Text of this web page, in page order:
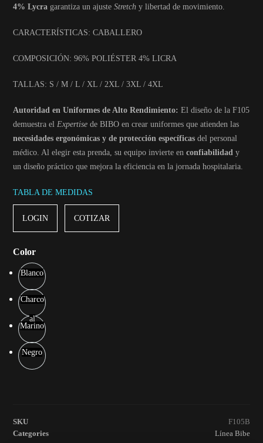
4% Lycra garantiza un ajusteStretch y libertad de movimiento.
CARACTERÍSTICAS: CABALLERO
COMPOSICIÓN: 96% POLIÉSTER 4% LICRA
TALLAS: S / M / L / XL / 2XL / 3XL / 4XL
Autoridad en Uniformes de Alto Rendimiento: El diseño de la F105
demuestra elExpertise de BIBO en crear uniformes que atienden las
necesidades ergonómicas y de protección específicas del personal
médico. Al elegir esta prenda, su equipo invierte enconfiabilidad y
un diseño práctico que mejora la eficiencia en la jornada hospitalaria.
TABLA DE MEDIDAS
LOGIN COTIZAR
Color
Blanco
Charco
al
Marino
Negro
SKU
F105B
Categories
Línea Bibe